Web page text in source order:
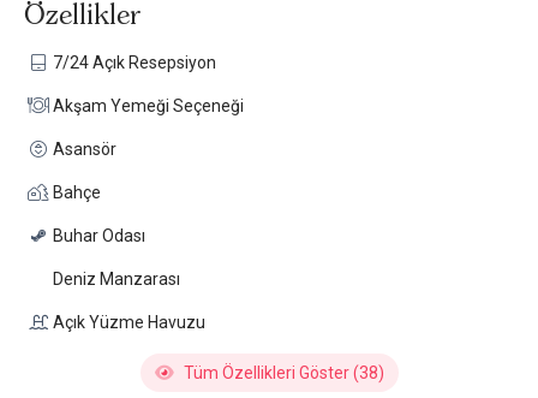
Özellikler
7/24 Açık Resepsiyon
Akşam Yemeği Seçeneği
Asansör
Bahçe
Buhar Odası
Deniz Manzarası
Açık Yüzme Havuzu
Tüm Özellikleri Göster (38)